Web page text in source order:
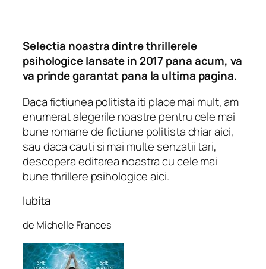
Selectia noastra dintre thrillerele
psihologice lansate in 2017 pana acum, va
va prinde garantat pana la ultima pagina.
Daca fictiunea politista iti place mai mult, am
enumerat alegerile noastre pentru cele mai
bune romane de fictiune politista chiar aici,
sau daca cauti si mai multe senzatii tari,
descopera editarea noastra cu cele mai
bune thrillere psihologice aici.
Iubita
de Michelle Frances